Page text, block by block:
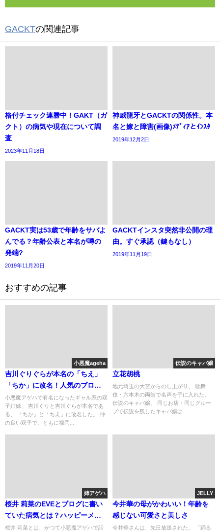
GACKTの関連記事
格付チェック連勝中！GAKT（ガ
クト）の病気や現在について調
査
2023年11月18日
神威龍牙とGACKTの関係性。本
名と嫁と障害(画像)ﾒﾃﾞｨｱとｲﾝｽﾀ
2019年12月2日
GACKT実は53歳で年齢をサバよ
んでる？年齢公表と本名が噂の
発端?
2019年11月20日
GACKTインスタ突然非公開の理
由。すぐ承認（鍵もなし）
2019年11月19日
おすすめの記事
小悪魔ageha
吉川ぐりぐらが本名の「ちえ」
「ちか」に改名！人気のブログ
ではすっぴんを披露。
小悪魔アゲハで有名になったギャル系の双
子姉妹、 吉川ぐりと吉川ぐらが本名であ
る、 「ちか」と「ちえ」に改名した。 仲
の良い双子で、ともに福岡...
伝説のキャバ嬢
立花胡桃
地元埼玉の大宮からのし上がり、 歌舞
伎・六本木の両街で名声を手に入れた、
伝説のキャバ嬢。 同じお店・同じグルー
プで伝説を残したキャバ嬢は...
姉アゲハ
桜井 莉菜のEVEとブログに書い
ていた病気とは？ハッピーメー
ルでサインがもらえる！
桜井 莉菜とは、かつて小悪魔アゲハで話
JELLY
今井華の母がかわいい！年齢を
感じない可愛さと美しさ
今井華さんは、先日放送された、 「踊る